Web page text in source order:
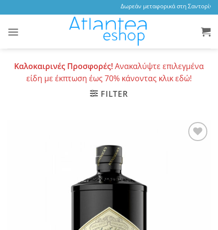
to
content
Δωρεάν μεταφορικά στη
Καλοκαιρινές Προσφορές!Ανακαλύψτε επιλεγμένα
είδη με έκπτωση έως 70% κάνοντας κλικ εδώ!
FILTER